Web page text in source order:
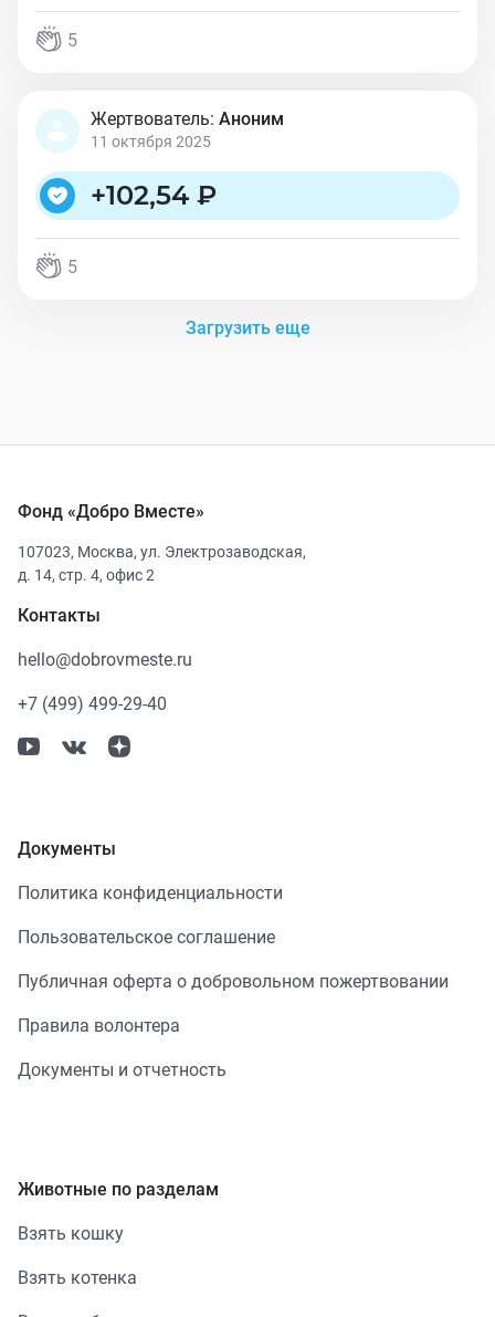
5
Жертвователь: Аноним
11 октября 2025
+102,54 ₽
5
Загрузить еще
Фонд «Добро Вместе»
107023, Москва, ул. Электрозаводская,
д. 14, стр. 4, офис 2
Контакты
hello@dobrovmeste.ru
+7 (499) 499-29-40
Документы
Политика конфиденциальности
Пользовательское соглашение
Публичная оферта о добровольном пожертвовании
Правила волонтера
Документы и отчетность
Животные по разделам
Взять кошку
Взять котенка